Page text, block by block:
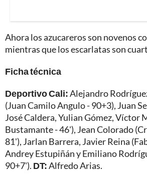
Ahora los azucareros son novenos
mientras que los escarlatas son
Ficha técnica
Deportivo Cali:Alejandro
(Juan Camilo Angulo - 90+3), Juan
José Caldera, Yulian Gómez, Víctor
Bustamante - 46'), Jean Colorado
81'), Jarlan Barrera, Javier Reina
Andrey Estupiñán y Emiliano
90+7'). DT:Alfredo Arias.